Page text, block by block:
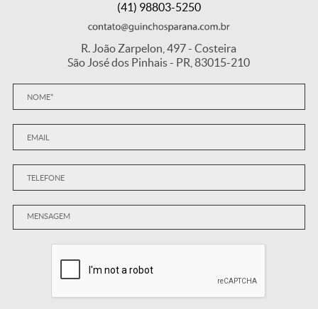
(41) 98803-5250
R. João Zarpelon, 497 - Costeira
São José dos Pinhais - PR, 83015-210